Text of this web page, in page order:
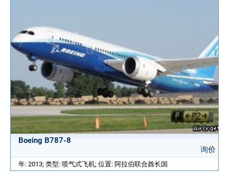
Boeing B787-8
询价
年: 2013; 类型: 喷气式飞机; 位置: 阿拉伯联合酋长国